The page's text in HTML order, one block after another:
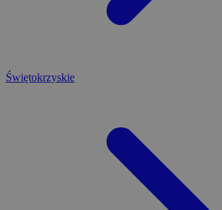
Świętokrzyskie